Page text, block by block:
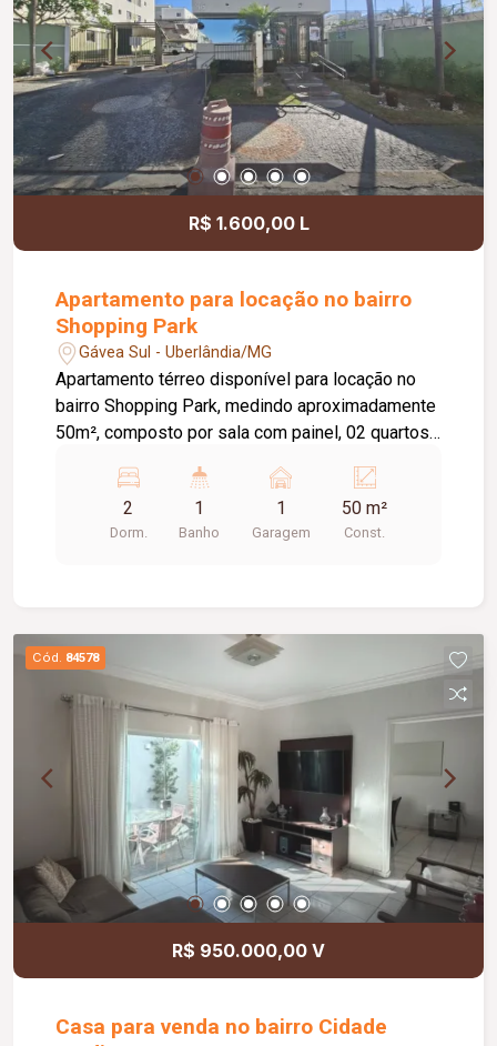
R$ 1.600,00 L
Apartamento para locação no bairro
Shopping Park
Gávea Sul - Uberlândia/MG
Apartamento térreo disponível para locação no
bairro Shopping Park, medindo aproximadamente
50m², composto por sala com painel, 02 quartos
cozinha com armários planejados, cooktop, e
depurador; área externa coberta, lavanderia, e 01
vaga de garagem. Condomínio conta com portaria
2
Dorm.
1
Banho
1
Garagem
50 m²
Const.
Cód. 84578
R$ 950.000,00 V
Casa para venda no bairro Cidade